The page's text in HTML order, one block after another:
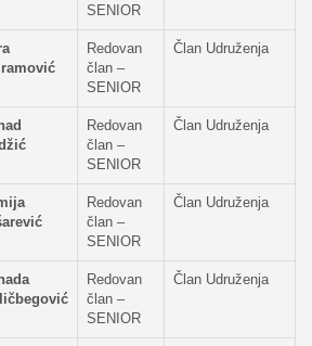
SENIOR
Redovan
član –
SENIOR
Član Udruženja
Redovan
član –
SENIOR
Član Udruženja
Redovan
član –
SENIOR
Član Udruženja
Redovan
član –
SENIOR
Član Udruženja